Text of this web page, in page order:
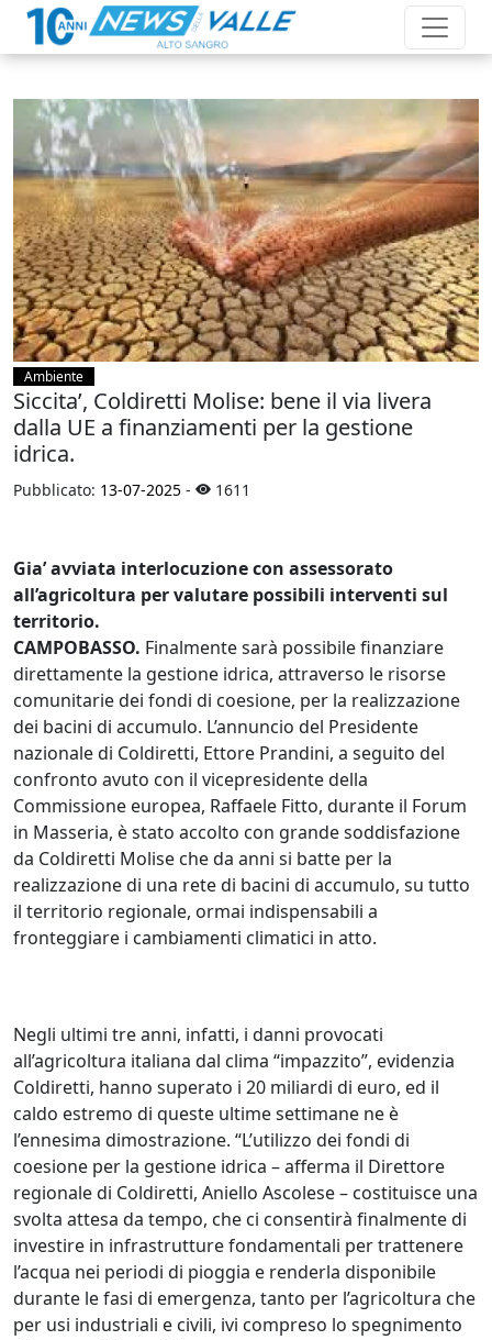
Ambiente
Siccita’, Coldiretti Molise: bene il via livera
dalla UE a finanziamenti per la gestione
idrica.
Pubblicato: 13-07-2025 - 1611
Gia’ avviata interlocuzione con assessorato
all’agricoltura per valutare possibili interventi sul
territorio.
CAMPOBASSO. Finalmente sarà possibile finanziare
direttamente la gestione idrica, attraverso le risorse
comunitarie dei fondi di coesione, per la realizzazione
dei bacini di accumulo. L’annuncio del Presidente
nazionale di Coldiretti, Ettore Prandini, a seguito del
confronto avuto con il vicepresidente della
Commissione europea, Raffaele Fitto, durante il Forum
in Masseria, è stato accolto con grande soddisfazione
da Coldiretti Molise che da anni si batte per la
realizzazione di una rete di bacini di accumulo, su tutto
il territorio regionale, ormai indispensabili a
fronteggiare i cambiamenti climatici in atto.
Negli ultimi tre anni, infatti, i danni provocati
all’agricoltura italiana dal clima “impazzito”, evidenzia
Coldiretti, hanno superato i 20 miliardi di euro, ed il
caldo estremo di queste ultime settimane ne è
l’ennesima dimostrazione. “L’utilizzo dei fondi di
coesione per la gestione idrica – afferma il Direttore
regionale di Coldiretti, Aniello Ascolese – costituisce una
svolta attesa da tempo, che ci consentirà finalmente di
investire in infrastrutture fondamentali per trattenere
l’acqua nei periodi di pioggia e renderla disponibile
durante le fasi di emergenza, tanto per l’agricoltura che
per usi industriali e civili, ivi compreso lo spegnimento